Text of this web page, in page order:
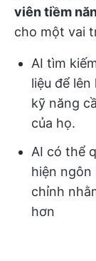
viên tiềm
cho một vai
AI tìm
liệu để
kỹ năng
của họ.
AI có thể
hiện ngôn
chỉnh
hơn